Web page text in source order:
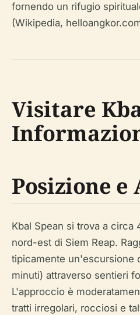
fornendo un rifugio
(Wikipedia,
Visitare
Posizione e
Kbal Spean si trova a
nord-est di Siem Reap.
tipicamente un'escursione
minuti) attraverso sentieri
L'approccio è
tratti irregolari, rocciosi e